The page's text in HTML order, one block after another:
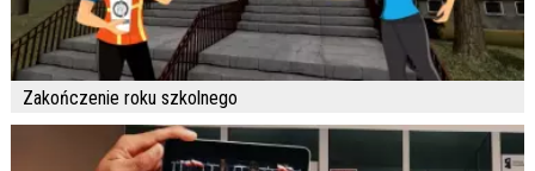
Zakończenie roku szkolnego